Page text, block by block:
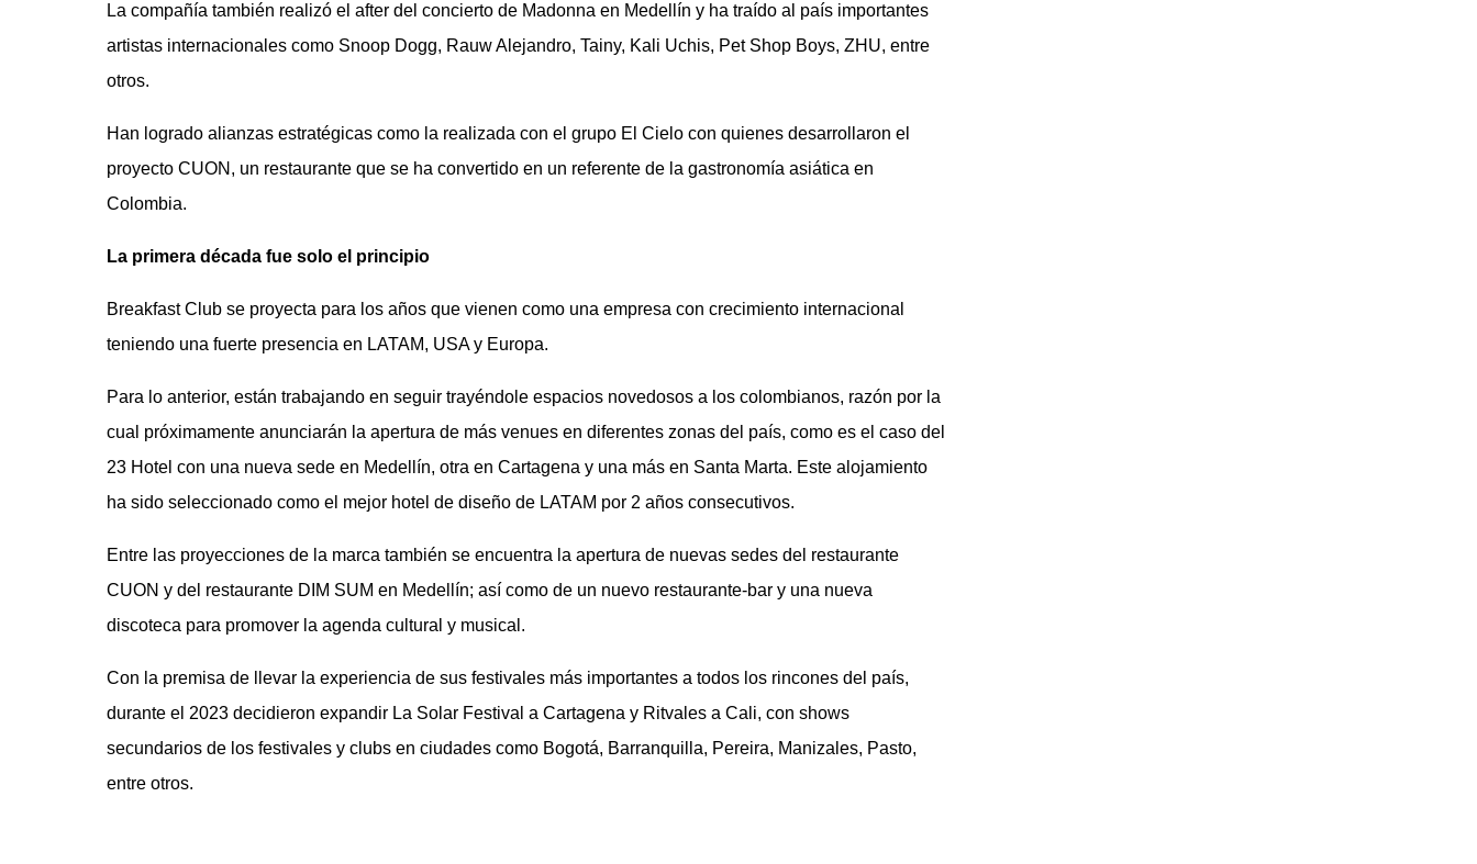
La compañía también realizó el after del concierto de Madonna en Medellín y ha traído al país importantes
artistas internacionales como Snoop Dogg, Rauw Alejandro, Tainy, Kali Uchis, Pet Shop Boys, ZHU, entre
otros.
Han logrado alianzas estratégicas como la realizada con el grupo El Cielo con quienes desarrollaron el
proyecto CUON, un restaurante que se ha convertido en un referente de la gastronomía asiática en
Colombia.
La primera década fue solo el principio
Breakfast Club se proyecta para los años que vienen como una empresa con crecimiento internacional
teniendo una fuerte presencia en LATAM, USA y Europa.
Para lo anterior, están trabajando en seguir trayéndole espacios novedosos a los colombianos, razón por la
cual próximamente anunciarán la apertura de más venues en diferentes zonas del país, como es el caso del
23 Hotel con una nueva sede en Medellín, otra en Cartagena y una más en Santa Marta. Este alojamiento
ha sido seleccionado como el mejor hotel de diseño de LATAM por 2 años consecutivos.
Entre las proyecciones de la marca también se encuentra la apertura de nuevas sedes del restaurante
CUON y del restaurante DIM SUM en Medellín; así como de un nuevo restaurante-bar y una nueva
discoteca para promover la agenda cultural y musical.
Con la premisa de llevar la experiencia de sus festivales más importantes a todos los rincones del país,
durante el 2023 decidieron expandir La Solar Festival a Cartagena y Ritvales a Cali, con shows
secundarios de los festivales y clubs en ciudades como Bogotá, Barranquilla, Pereira, Manizales, Pasto,
entre otros.